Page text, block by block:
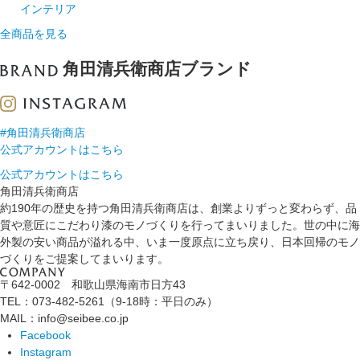
インテリア
全商品を見る
角田清兵衛商店ブランド
#角田清兵衛商店
公式アカウントはこちら
公式アカウントはこちら
角田清兵衛商店
約190年の歴史を持つ角田清兵衛商店は、創業よりずっと変わらず、品
質や意匠にこだわり漆のモノづくりを行ってまいりました。世の中に海
外製の安い商品が溢れる中、いま一度原点に立ち戻り、日本回帰のモノ
づくりをご提案してまいります。
〒642-0002 和歌山県海南市日方43
TEL：073-482-5261（9-18時：平日のみ）
MAIL：info@seibee.co.jp
Facebook
Instagram